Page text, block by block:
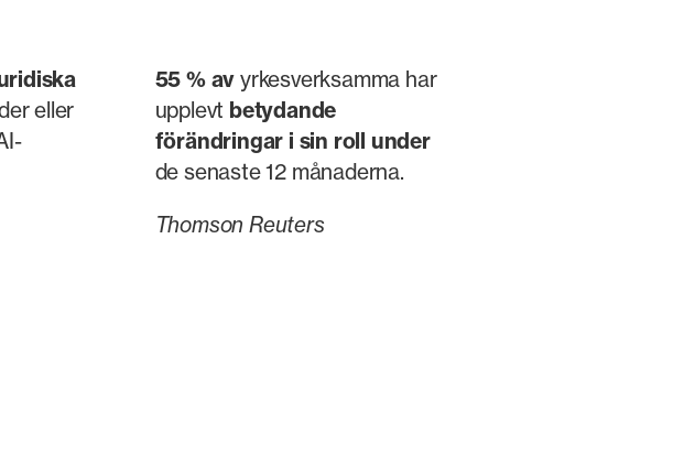
eller
55 % av yrkesverksamma har
upplevt betydande
förändringar i sin roll under
de senaste 12 månaderna.
Thomson Reuters